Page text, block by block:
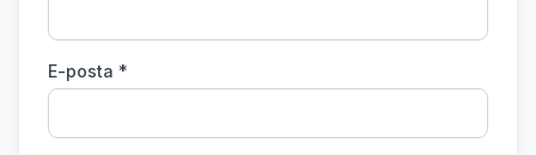
E-posta *